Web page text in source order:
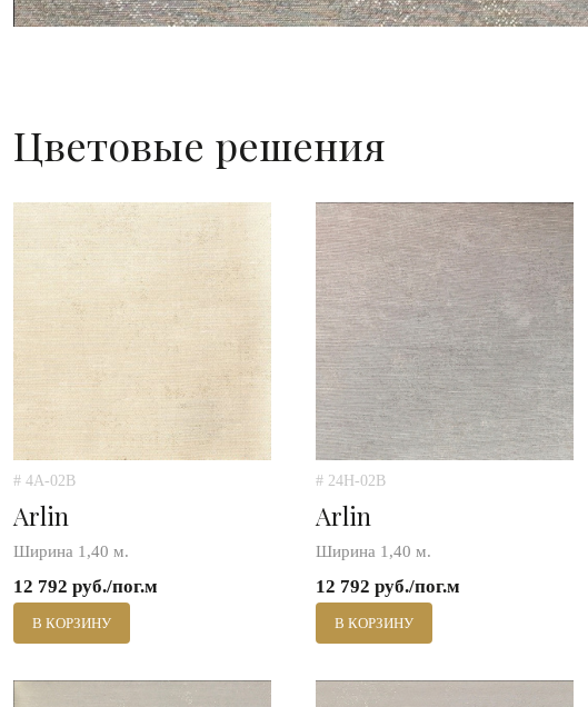
Цветовые решения
# 4A-02B
Arlin
Ширина 1,40 м.
12 792 руб./пог.м
В КОРЗИНУ
# 24H-02B
Arlin
Ширина 1,40 м.
12 792 руб./пог.м
В КОРЗИНУ